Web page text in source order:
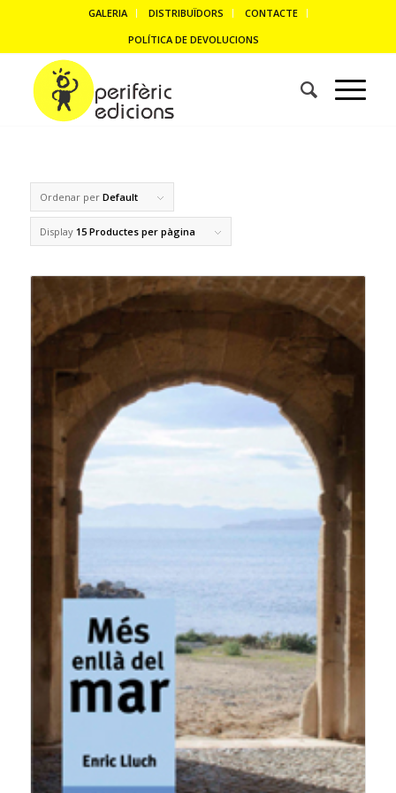
GALERIA DISTRIBUÏDORS
CONTACTE
POLÍTICA DE DEVOLUCIONS
Ordenar per Default
Display 15 Productes per pàgina